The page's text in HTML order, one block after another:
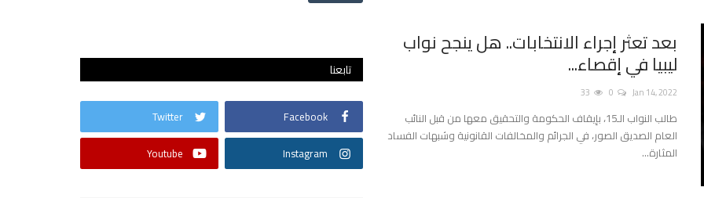
بعد تعثر إجراء الانتخابات.. هل ينجح نواب
ليبيا في إقصاء...
Jan 14, 2022
0
33
طالب النواب الـ15، بإيقاف الحكومة والتحقيق معها من قبل النائب
العام الصديق الصور، في الجرائم والمخالفات القانونية وشبهات الفساد
المثارة...
تابعنا
Facebook
Twitter
Instagram
Youtube